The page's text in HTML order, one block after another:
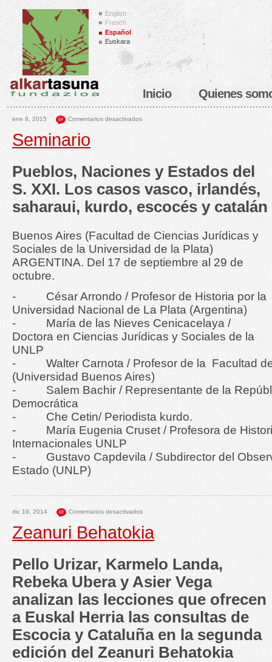
English
French
Español
Euskara
Inicio Quienes
ene 8, 2015 Comentarios desactivados
Seminario
Pueblos, Naciones y Estados del
S. XXI. Los casos vasco, irlandés,
saharaui, kurdo, escocés y catalán
Buenos Aires (Facultad de Ciencias Jurídicas y
Sociales de la Universidad de la Plata)
ARGENTINA. Del 17 de septiembre al 29 de
octubre.
- César Arrondo / Profesor de Historia por la
Universidad Nacional de La Plata (Argentina)
- María de las Nieves Cenicacelaya /
Doctora en Ciencias Jurídicas y Sociales de la
UNLP
- Walter Carnota / Profesor de la Facultad de
(Universidad Buenos Aires)
- Salem Bachir / Representante de la
Democrática
- Che Cetin/ Periodista kurdo.
- María Eugenia Cruset / Profesora de
Internacionales UNLP
- Gustavo Capdevila / Subdirector del
Estado (UNLP)
dic 19, 2014 Comentarios desactivados
Zeanuri Behatokia
Pello Urizar, Karmelo Landa,
Rebeka Ubera y Asier Vega
analizan las lecciones que ofrecen
a Euskal Herria las consultas de
Escocia y Cataluña en la segunda
edición del Zeanuri Behatokia